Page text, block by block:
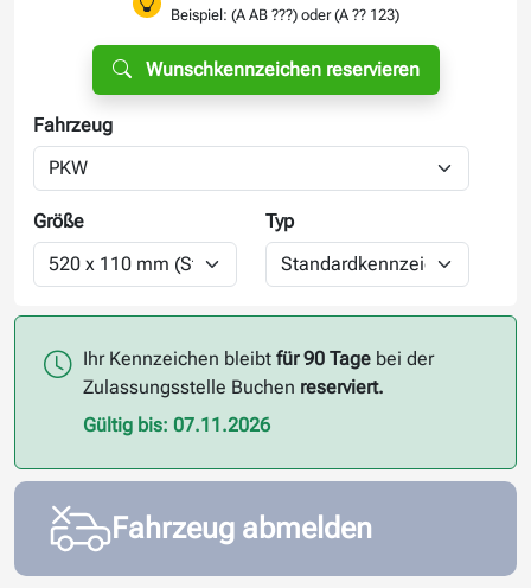
Beispiel: (A AB ???) oder (A ?? 123)
Wunschkennzeichen reservieren
Fahrzeug
Größe Typ
Ihr Kennzeichen bleibtfür 90 Tage bei der
Zulassungsstelle Buchen reserviert.
Gültig bis: 07.11.2026
Fahrzeug abmelden